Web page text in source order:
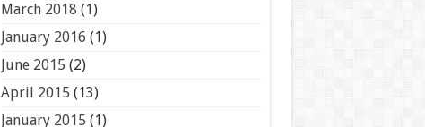
March 2018 (1)
January 2016 (1)
June 2015 (2)
April 2015 (13)
January 2015 (1)